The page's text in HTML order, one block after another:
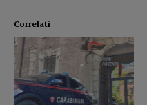
Correlati